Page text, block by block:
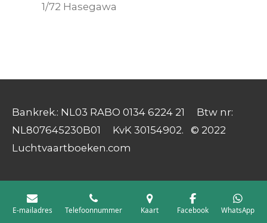
1/72 Hasegawa
Bankrek.: NL03 RABO 0134 6224 21 Btw nr:
NL807645230B01 KvK 30154902. © 2022
Luchtvaartboeken.com
E-mailadres Telefoonnummer Kaart Facebook WhatsApp